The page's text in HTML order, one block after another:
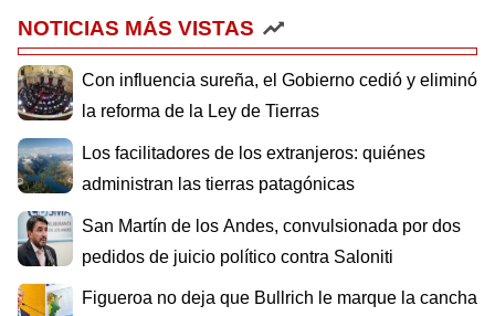
NOTICIAS MÁS VISTAS
Con influencia sureña, el Gobierno cedió y eliminó
la reforma de la Ley de Tierras
Los facilitadores de los extranjeros: quiénes
administran las tierras patagónicas
San Martín de los Andes, convulsionada por dos
pedidos de juicio político contra Saloniti
Figueroa no deja que Bullrich le marque la cancha